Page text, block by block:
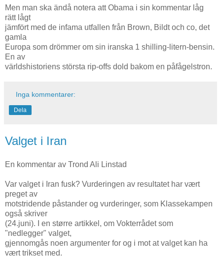
Men man ska ändå notera att Obama i sin kommentar låg
rätt lågt
jämfört med de infama utfallen från Brown, Bildt och co, det
gamla
Europa som drömmer om sin iranska 1 shilling-litern-bensin.
En av
världshistoriens största rip-offs dold bakom en påfågelstron.
Inga kommentarer:
Dela
Valget i Iran
En kommentar av Trond Ali Linstad
Var valget i Iran fusk? Vurderingen av resultatet har vært
preget av
motstridende påstander og vurderinger, som Klassekampen
også skriver
(24.juni). I en større artikkel, om Vokterrådet som
"nedlegger" valget,
gjennomgås noen argumenter for og i mot at valget kan ha
vært trikset med.